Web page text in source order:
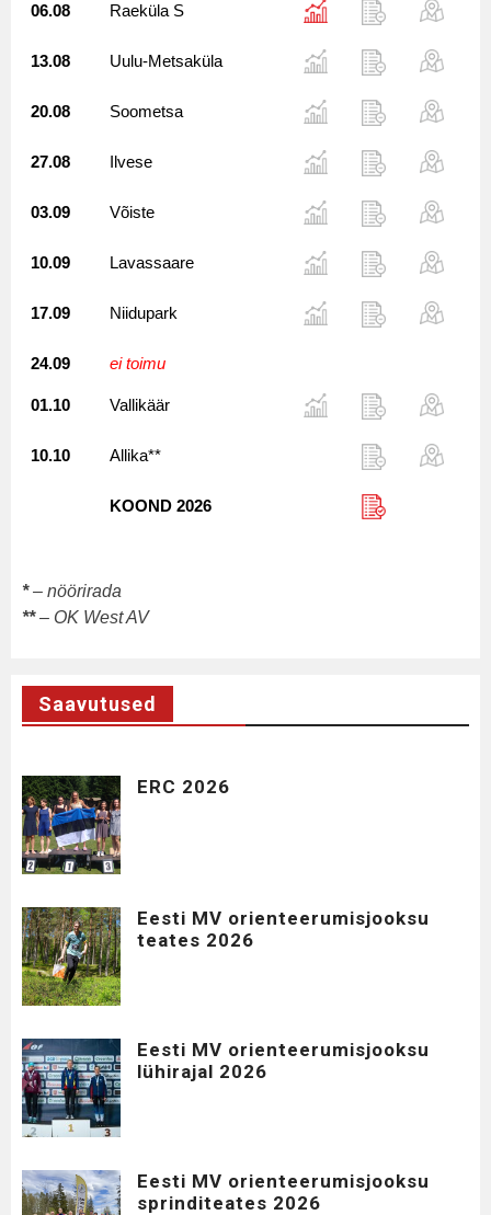
06.08 Raeküla S
13.08 Uulu-Metsaküla
20.08 Soometsa
27.08 Ilvese
03.09 Võiste
10.09 Lavassaare
17.09 Niidupark
24.09 ei toimu
01.10 Vallikäär
10.10 Allika**
KOOND 2026
*– nöörirada
**– OK West AV
Saavutused
ERC 2026
Eesti MV orienteerumisjooksu
teates 2026
Eesti MV orienteerumisjooksu
lühirajal 2026
Eesti MV orienteerumisjooksu
sprinditeates 2026